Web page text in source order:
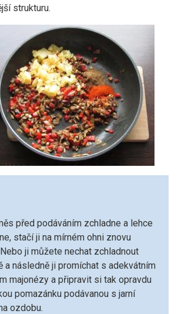
strukturu.
před podáváním zchladne a lehce
stačí ji na mírném ohni znovu
ji můžete nechat zchladnout
a následně ji promíchat s adekvátním
majonézy a připravit si tak opravdu
pomazánku podávanou s jarní
ozdobu.